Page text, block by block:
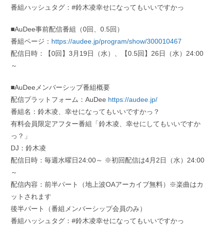
番組ハッシュタグ：#鈴木凌幸せになってもいいですかっ
■AuDee事前配信番組（0回、0.5回）
番組ページ： https://audee.jp/program/show/300010467
配信日時：【0回】3月19日（水）、【0.5回】26日（水）24:00
～
■AuDeeメンバーシップ番組概要
配信プラットフォーム：AuDee https://audee.jp/
番組名：鈴木凌、幸せになってもいいですかっ？
有料会員限定アフター番組「鈴木凌、幸せにしてもいいですか
っ？」
DJ：鈴木凌
配信日時：毎週水曜日24:00～ ※初回配信は4月2日（水）24:00
～
配信内容：前半パート（地上波OAアーカイブ無料）※楽曲はカ
ットされます
後半パート（番組メンバーシップ会員のみ）
番組ハッシュタグ：#鈴木凌幸せになってもいいですかっ